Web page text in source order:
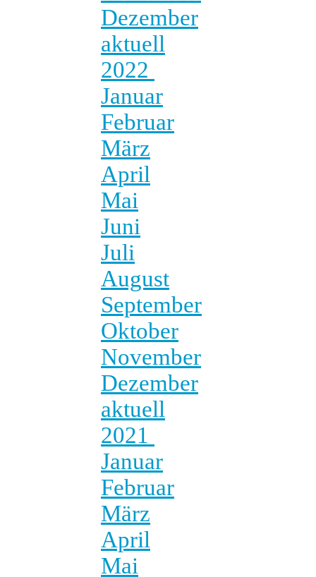
Dezember
aktuell
2022
Januar
Februar
März
April
Mai
Juni
Juli
August
September
Oktober
November
Dezember
aktuell
2021
Januar
Februar
März
April
Mai